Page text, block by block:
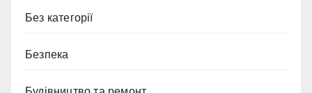
Без категорії
Безпека